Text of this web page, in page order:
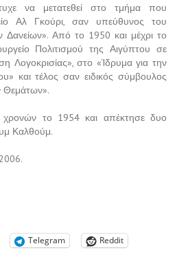
να μετατεθεί στο τμήμα που
Αλ Γκούρι, σαν υπεύθυνος του
Από το 1950 και μέχρι το
Πολιτισμού της Αιγύπτου σε
Λογοκρισίας», στο «Ίδρυμα για την
και τέλος σαν ειδικός σύμβουλος
Θεμάτων».
χρονών το 1954 και απέκτησε δυο
Καλθούμ.
Telegram
Reddit